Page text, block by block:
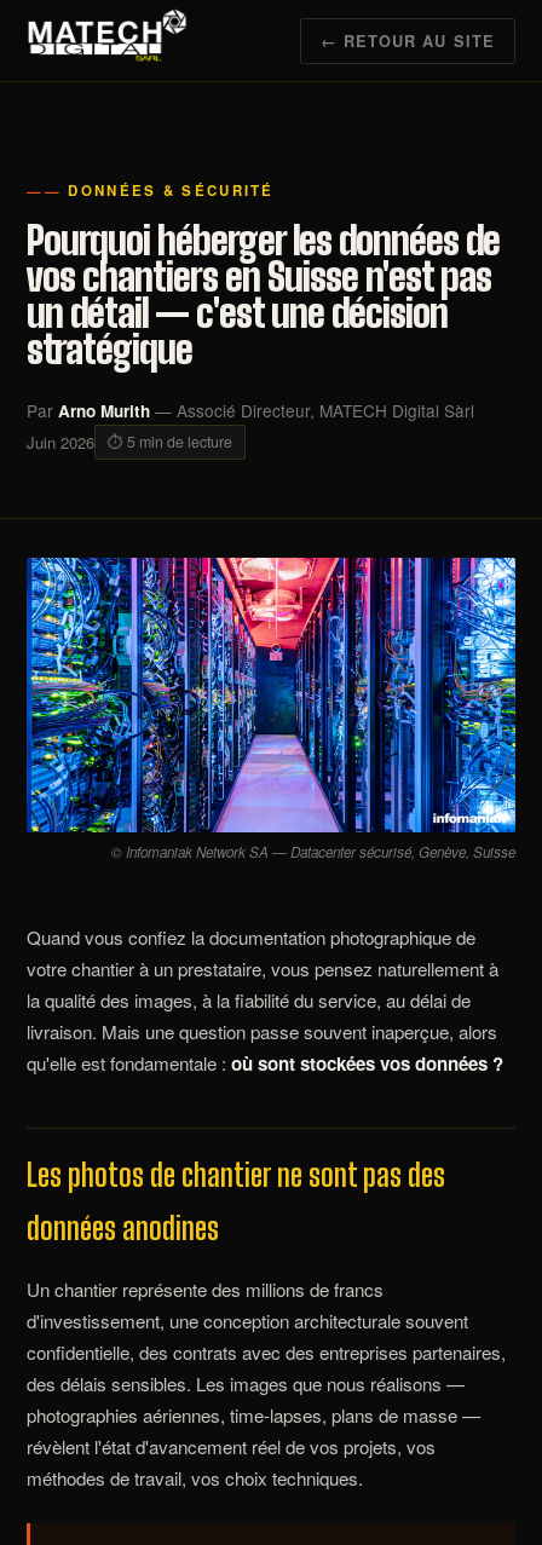
← RETOUR AU SITE
DONNÉES & SÉCURITÉ
Pourquoi héberger les données de
vos chantiers en Suisse n'est pas
un détail — c'est une décision
stratégique
ParArno Murith — Associé Directeur, MATECH Digital Sàrl
Juin 2026 ⏱ 5 min de lecture
© Infomaniak Network SA — Datacenter sécurisé, Genève, Suisse
Quand vous confiez la documentation photographique de
votre chantier à un prestataire, vous pensez naturellement à
la qualité des images, à la fiabilité du service, au délai de
livraison. Mais une question passe souvent inaperçue, alors
qu'elle est fondamentale :où sont stockées vos données ?
Les photos de chantier ne sont pas des
données anodines
Un chantier représente des millions de francs
d'investissement, une conception architecturale souvent
confidentielle, des contrats avec des entreprises partenaires,
des délais sensibles. Les images que nous réalisons —
photographies aériennes, time-lapses, plans de masse —
révèlent l'état d'avancement réel de vos projets, vos
méthodes de travail, vos choix techniques.